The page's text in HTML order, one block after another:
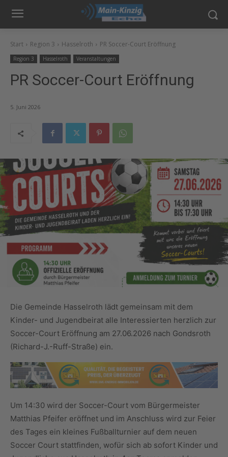
Start Region 3 Hasselroth PR Soccer-Court Eröffnung
Region 3 Hasselroth Veranstaltungen
PR Soccer-Court Eröffnung
5. Juni 2026
Die Gemeinde Hasselroth lädt gemeinsam mit dem
Kinder- und Jugendbeirat alle Interessierten herzlich zur
Soccer-Court Eröffnung am 27.06.2026 nach Gondsroth
(Richard-J.-Ruff-Straße) ein.
Um 14:30 wird der Soccer-Court vom Bürgermeister
Matthias Pfeifer eröffnet und im Anschluss wird zur Feier
des Tages ein kleines Fußballturnier auf dem neuen
Soccer Court stattfinden, wofür sich ab sofort Kinder und